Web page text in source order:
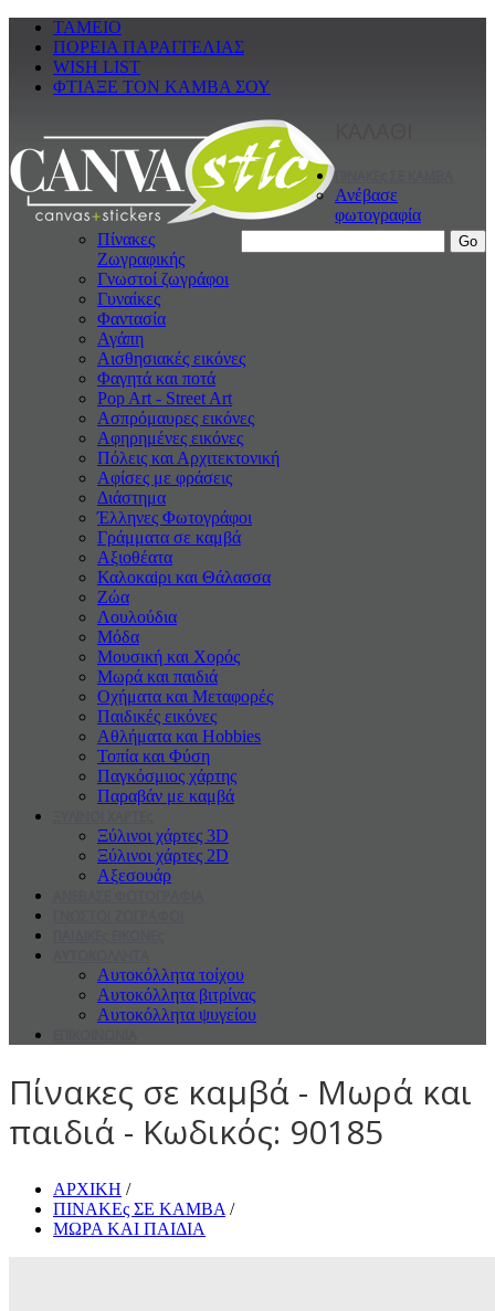
ΤΑΜΕΙΟ
ΠΟΡΕΙΑ ΠΑΡΑΓΓΕΛΙΑΣ
WISH LIST
ΦΤΙΑΞΕ ΤΟΝ ΚΑΜΒΑ ΣΟΥ
Ανέβασε
φωτογραφία
Πίνακες
Ζωγραφικής
Γνωστοί ζωγράφοι
Γυναίκες
Φαντασία
Αγάπη
Αισθησιακές εικόνες
Φαγητά και ποτά
Pop Art - Street Art
Ασπρόμαυρες εικόνες
Αφηρημένες εικόνες
Πόλεις και Αρχιτεκτονική
Αφίσες με φράσεις
Διάστημα
Έλληνες Φωτογράφοι
Γράμματα σε καμβά
Αξιοθέατα
Καλοκαiρι και Θάλασσα
Ζώα
Λουλούδια
Μόδα
Μουσική και Χορός
Μωρά και παιδιά
Οχήματα και Μεταφορές
Παιδικές εικόνες
Αθλήματα και Hobbies
Τοπία και Φύση
Παγκόσμιος χάρτης
Παραβάν με καμβά
Ξύλινοι χάρτες 3D
Ξύλινοι χάρτες 2D
Αξεσουάρ
Αυτοκόλλητα τοίχου
Αυτοκόλλητα βιτρίνας
Αυτοκόλλητα ψυγείου
Πίνακες σε καμβά - Μωρά και
παιδιά - Κωδικός: 90185
ΑΡΧΙΚΗ /
ΠΙΝΑΚΕς ΣΕ ΚΑΜΒΑ /
ΜΩΡΑ ΚΑΙ ΠΑΙΔΙΑ